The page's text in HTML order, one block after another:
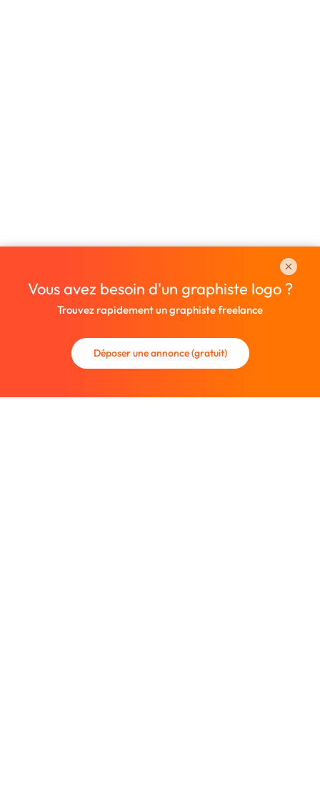
Vous avez besoin d'un graphiste logo ?
Trouvez rapidement un graphiste freelance
Déposer une annonce (gratuit)